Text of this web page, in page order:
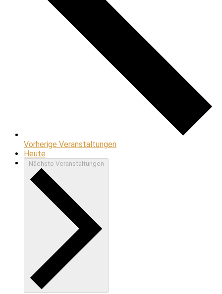
Vorherige Veranstaltungen
Heute
Nächste Veranstaltungen